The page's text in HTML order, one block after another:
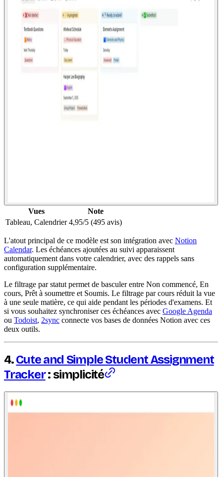
Vues
Note
Tableau, Calendrier 4,95/5 (495 avis)
L'atout principal de ce modèle est son intégration avec Notion
Calendar. Les échéances ajoutées au suivi apparaissent
automatiquement dans votre calendrier, avec des rappels sans
configuration supplémentaire.
Le filtrage par statut permet de basculer entre Non commencé, En
cours, Prêt à soumettre et Soumis. Le filtrage par cours réduit la vue
à une seule matière, ce qui aide pendant les périodes d'examens. Et
si vous souhaitez synchroniser ces échéances avec Google Agenda
ou Todoist, 2sync connecte vos bases de données Notion avec ces
deux outils.
4.Cute and Simple Student Assignment
Tracker: simplicité